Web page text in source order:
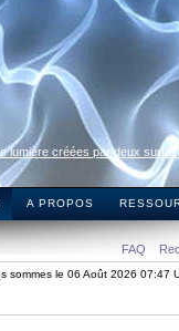
lumière créées par deux
A PROPOS
FAQ
sommes le 06 Août 2026 07:47